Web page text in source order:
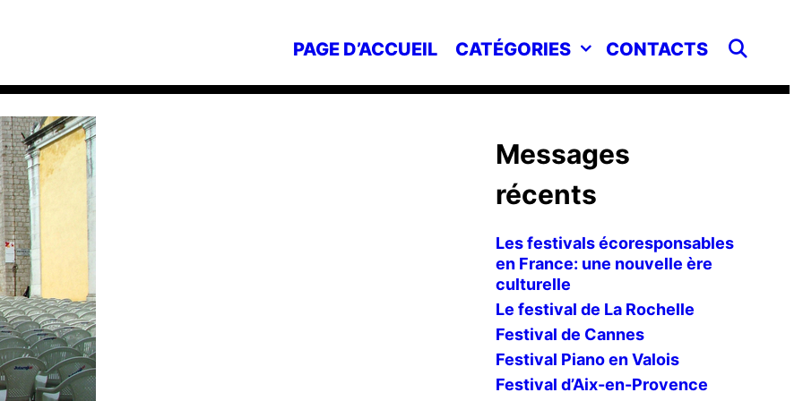
PAGE D’ACCUEIL CATÉGORIES CONTACTS
Messages
récents
Les festivals écoresponsables
en France: une nouvelle ère
culturelle
Le festival de La Rochelle
Festival de Cannes
Festival Piano en Valois
Festival d’Aix-en-Provence